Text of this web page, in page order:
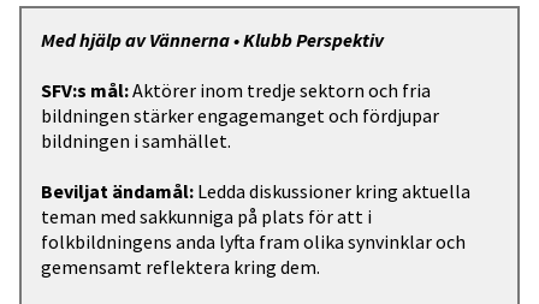
Med hjälp av Vännerna • Klubb Perspektiv
SFV:s mål:Aktörer inom tredje sektorn och fria
bildningen stärker engagemanget och fördjupar
bildningen i samhället.
Beviljat ändamål: Ledda diskussioner kring aktuella
teman med sakkunniga på plats för att i
folkbildningens anda lyfta fram olika synvinklar och
gemensamt reflektera kring dem.